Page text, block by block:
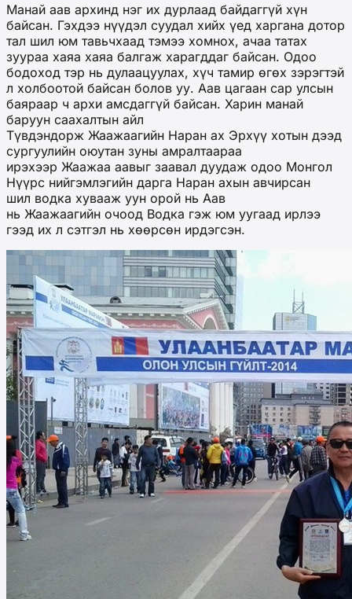
Манай аав архинд нэг их дурлаад байдаггүй хүн
байсан. Гэхдээ нүүдэл суудал хийх үед харгана дотор
тал шил юм тавьчхаад тэмээ хомнох, ачаа татах
зуураа хаяа хаяа балгаж харагддаг байсан. Одоо
бодоход тэр нь дулаацуулах, хүч тамир өгөх зэрэгтэй
л холбоотой байсан болов уу. Аав цагаан сар улсын
баяраар ч архи амсдаггүй байсан. Харин манай
баруун саахалтын айл
Түвдэндорж Жаажаагийн Наран ах Эрхүү хотын дээд
сургуулийн оюутан зуны амралтаараа
ирэхээр Жаажаа аавыг заавал дуудаж одоо Монгол
Нүүрс нийгэмлэгийн дарга Наран ахын авчирсан
шил водка хувааж уун орой нь Аав
нь Жаажаагийн очоод Водка гэж юм уугаад ирлээ
гээд их л сэтгэл нь хөөрсөн ирдэгсэн.